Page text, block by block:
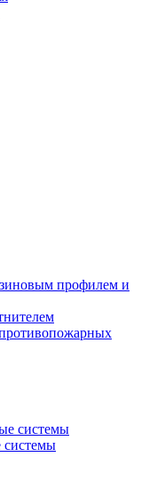
профилем и
системы
системы